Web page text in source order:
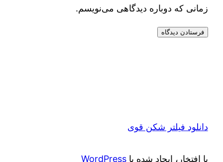
زمانی که دوباره دیدگاهی می‌نویسم.
دانلود فیلتر شکن قوی
با افتخار، ایجاد شده باWordPress